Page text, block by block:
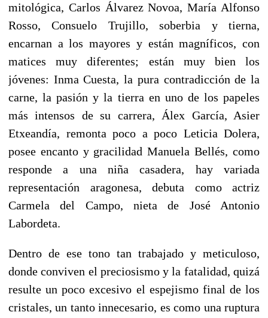
mitológica, Carlos Álvarez Novoa, María Alfonso
Rosso, Consuelo Trujillo, soberbia y tierna,
encarnan a los mayores y están magníficos, con
matices muy diferentes; están muy bien los
jóvenes: Inma Cuesta, la pura contradicción de la
carne, la pasión y la tierra en uno de los papeles
más intensos de su carrera, Álex García, Asier
Etxeandía, remonta poco a poco Leticia Dolera,
posee encanto y gracilidad Manuela Bellés, como
responde a una niña casadera, hay variada
representación aragonesa, debuta como actriz
Carmela del Campo, nieta de José Antonio
Labordeta.
Dentro de ese tono tan trabajado y meticuloso,
donde conviven el preciosismo y la fatalidad, quizá
resulte un poco excesivo el espejismo final de los
cristales, un tanto innecesario, es como una ruptura